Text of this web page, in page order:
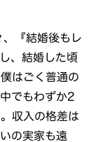
、『結婚後もレ
、結婚した頃
はごく普通の
でもわずか2
収入の格差は
の実家も遠